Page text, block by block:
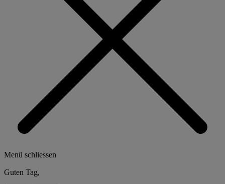
Menü schliessen
Guten Tag,